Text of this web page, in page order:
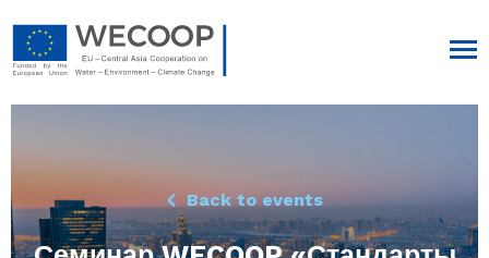
Back to events